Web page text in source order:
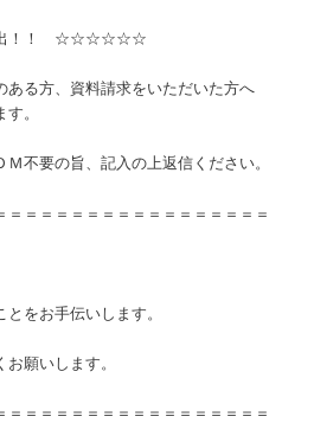
！！ ☆☆☆☆☆☆
ある方、資料請求をいただいた方へ
。
不要の旨、記入の上返信ください。
＝＝＝＝＝＝＝＝＝＝＝＝＝＝＝＝＝
をお手伝いします。
願いします。
＝＝＝＝＝＝＝＝＝＝＝＝＝＝＝＝＝